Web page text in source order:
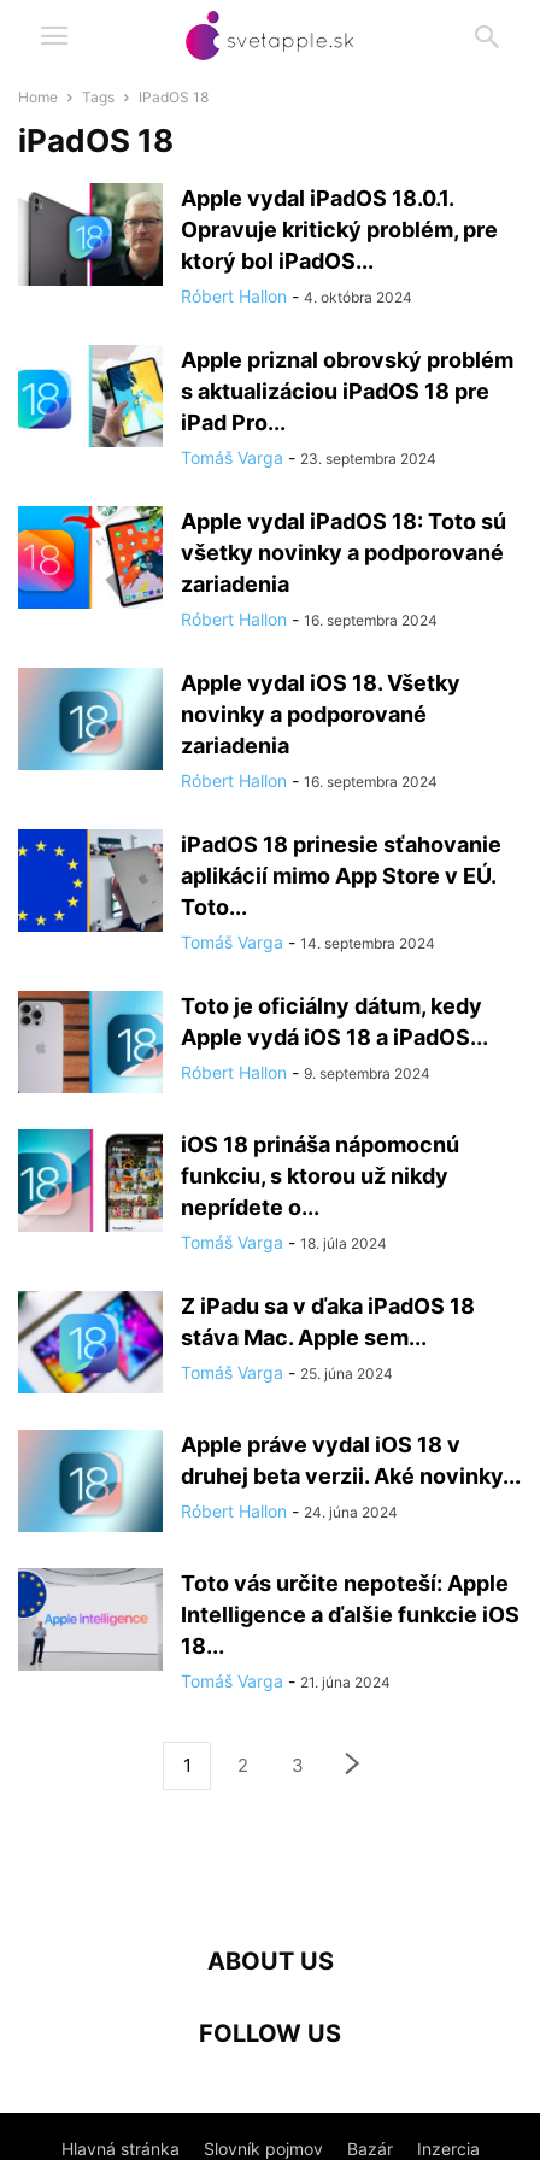
Home Tags IPadOS 18
iPadOS 18
Apple vydal iPadOS 18.0.1.
Opravuje kritický problém, pre
ktorý bol iPadOS...
Róbert Hallon - 4. októbra 2024
Apple priznal obrovský problém
s aktualizáciou iPadOS 18 pre
iPad Pro...
Tomáš Varga - 23. septembra 2024
Apple vydal iPadOS 18: Toto sú
všetky novinky a podporované
zariadenia
Róbert Hallon - 16. septembra 2024
Apple vydal iOS 18. Všetky
novinky a podporované
zariadenia
Róbert Hallon - 16. septembra 2024
iPadOS 18 prinesie sťahovanie
aplikácií mimo App Store v EÚ.
Toto...
Tomáš Varga - 14. septembra 2024
Toto je oficiálny dátum, kedy
Apple vydá iOS 18 a iPadOS...
Róbert Hallon - 9. septembra 2024
iOS 18 prináša nápomocnú
funkciu, s ktorou už nikdy
neprídete o...
Tomáš Varga - 18. júla 2024
Z iPadu sa v ďaka iPadOS 18
stáva Mac. Apple sem...
Tomáš Varga - 25. júna 2024
Apple práve vydal iOS 18 v
druhej beta verzii. Aké novinky...
Róbert Hallon - 24. júna 2024
Toto vás určite nepoteší: Apple
Intelligence a ďalšie funkcie iOS
18...
Tomáš Varga - 21. júna 2024
1 2 3
ABOUT US
FOLLOW US
Hlavná stránka Slovník pojmov Bazár Inzercia